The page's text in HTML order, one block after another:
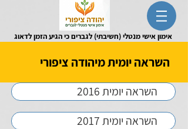
אימון אישי מנטלי (חשיבתי) לגברים כי הגיע הזמן לדאוג
השראה יומית מיהודה ציפורי
השראה יומית 2016
השראה יומית 2017